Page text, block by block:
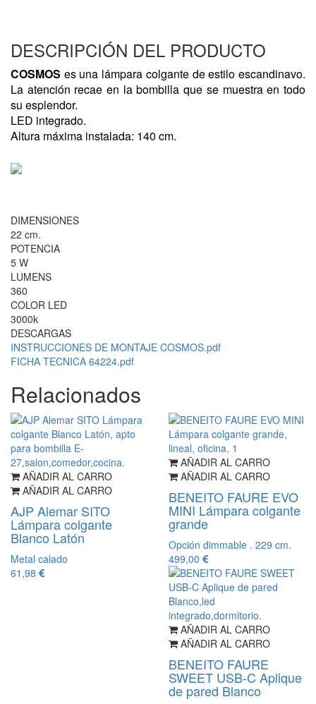
DESCRIPCIÓN DEL PRODUCTO
COSMOS es una lámpara colgante de estilo escandinavo.
La atención recae en la bombilla que se muestra en todo
su esplendor.
LED integrado.
Altura máxima instalada: 140 cm.
DIMENSIONES
22 cm.
POTENCIA
5 W
LUMENS
360
COLOR LED
3000k
DESCARGAS
INSTRUCCIONES DE MONTAJE COSMOS.pdf
FICHA TECNICA 64224.pdf
Relacionados
AÑADIR AL CARRO
AÑADIR AL CARRO
AJP Alemar SITO
Lámpara colgante
Blanco Latón
Metal calado
61,98
AÑADIR AL CARRO
AÑADIR AL CARRO
BENEITO FAURE EVO
MINI Lámpara colgante
grande
Opción dimmable . 229 cm.
499,00
AÑADIR AL CARRO
AÑADIR AL CARRO
BENEITO FAURE
SWEET USB-C Aplique
de pared Blanco